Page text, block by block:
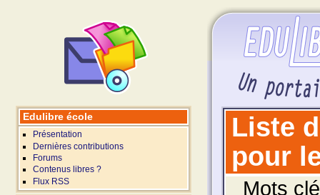
Liste
pour
Mots
Edulibre école
Présentation
Dernières contributions
Forums
Contenus libres ?
Flux RSS